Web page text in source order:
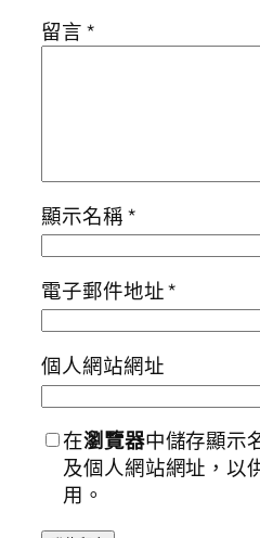
留言*
顯示名稱*
電子郵件地址*
個人網站網址
在瀏覽器中儲存顯示
及個人網站網址，以
用。